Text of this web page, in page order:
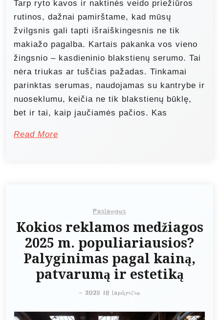
Tarp ryto kavos ir naktinės veido priežiūros
rutinos, dažnai pamirštame, kad mūsų
žvilgsnis gali tapti išraiškingesnis ne tik
makiažo pagalba. Kartais pakanka vos vieno
žingsnio – kasdieninio blakstienų serumo. Tai
nėra triukas ar tuščias pažadas. Tinkamai
parinktas serumas, naudojamas su kantrybe ir
nuoseklumu, keičia ne tik blakstienų būklę,
bet ir tai, kaip jaučiamės pačios. Kas
Read More
Paslaugos
Kokios reklamos medžiagos
2025 m. populiariausios?
Palyginimas pagal kainą,
patvarumą ir estetiką
- 2025 18 lapkričio